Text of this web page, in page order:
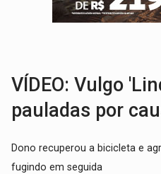
A ILHA:Coreografia
VÍDEO: Vulgo
pauladas por
Dono recuperou a bicicleta e
fugindo em seguida